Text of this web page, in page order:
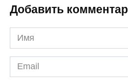
Добавить
Имя
*
Email
*